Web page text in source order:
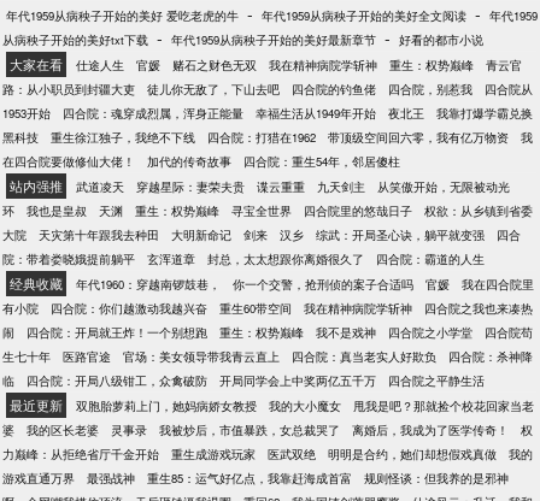
年代1959从病秧子开始的美好 爱吃老虎的牛 - 年代1959从病秧子开始的美好全文阅读 - 年代1959
从病秧子开始的美好txt下载 - 年代1959从病秧子开始的美好最新章节 - 好看的都市小说
大家在看 仕途人生 官媛 赌石之财色无双 我在精神病院学斩神 重生：权势巅峰
青云官
路：从小职员到封疆大吏
徒儿你无敌了，下山去吧 四合院的钓鱼佬 四合院，别惹我
四合院从
1953开始
四合院：魂穿成烈属，浑身正能量 幸福生活从1949年开始 夜北王
我靠打爆学霸兑换
黑科技
重生徐江独子，我绝不下线 四合院：打猎在1962 带顶级空间回六零，我有亿万物资
我
在四合院要做修仙大佬！
加代的传奇故事 四合院：重生54年，邻居傻柱
站内强推 武道凌天 穿越星际：妻荣夫贵 谍云重重 九天剑主
从笑傲开始，无限被动光
环
我也是皇叔 天渊 重生：权势巅峰 寻宝全世界 四合院里的悠哉日子
权欲：从乡镇到省委
大院
天灾第十年跟我去种田 大明新命记 剑来 汉乡 综武：开局圣心诀，躺平就变强
四合
院：带着娄晓娥提前躺平
玄浑道章 封总，太太想跟你离婚很久了 四合院：霸道的人生
经典收藏 年代1960：穿越南锣鼓巷， 你一个交警，抢刑侦的案子合适吗 官媛
我在四合院里
有小院
四合院：你们越激动我越兴奋 重生60带空间 我在精神病院学斩神
四合院之我也来凑热
闹
四合院：开局就王炸！一个别想跑 重生：权势巅峰 我不是戏神 四合院之小学堂
四合院苟
生七十年
医路官途 官场：美女领导带我青云直上 四合院：真当老实人好欺负
四合院：杀神降
临
四合院：开局八级钳工，众禽破防 开局同学会上中奖两亿五千万 四合院之平静生活
最近更新 双胞胎萝莉上门，她妈病娇女教授 我的大小魔女
甩我是吧？那就捡个校花回家当老
婆
我的区长老婆 灵事录 我被炒后，市值暴跌，女总裁哭了 离婚后，我成为了医学传奇！
权
力巅峰：从拒绝省厅千金开始
重生成游戏玩家 医武双绝 明明是合约，她们却想假戏真做
我的
游戏直通万界
最强战神 重生85：运气好亿点，我靠赶海成首富
规则怪谈：但我养的是邪神